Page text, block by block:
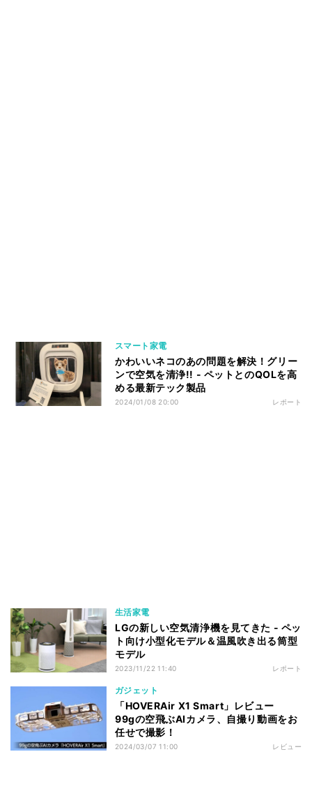
スマート家電
かわいいネコのあの問題を解決！グリー
ンで空気を清浄!! - ペットとのQOLを高
める最新テック製品
2024/01/08 20:00 レポート
生活家電
LGの新しい空気清浄機を見てきた - ペッ
ト向け小型化モデル＆温風吹き出る筒型
モデル
2023/11/22 11:40 レポート
ガジェット
「HOVERAir X1 Smart」レビュー
99gの空飛ぶAIカメラ、自撮り動画をお
任せで撮影！
2024/03/07 11:00 レビュー